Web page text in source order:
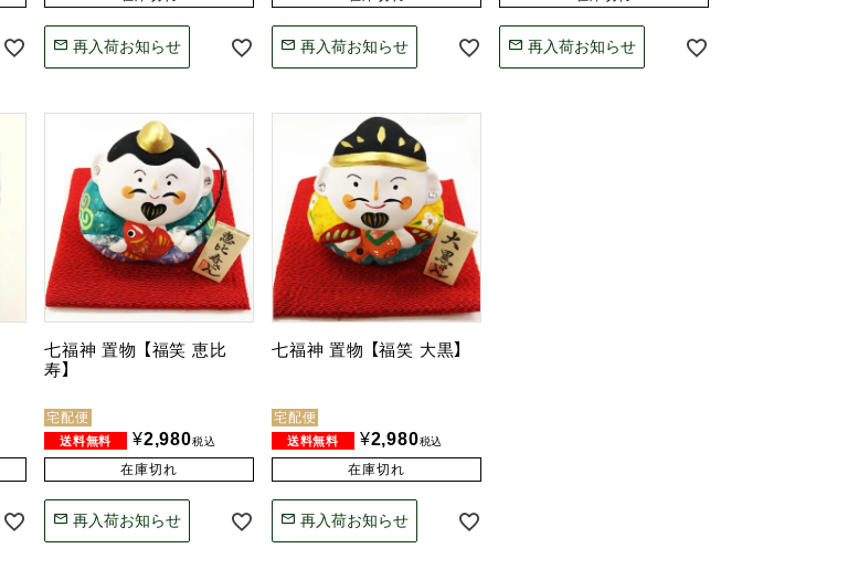
再入荷お知らせ 再入荷お知らせ 再入荷お知らせ
七福神 置物 【福笑 恵比
寿】
宅配便
¥2,980税込
在庫切れ
再入荷お知らせ
七福神 置物 【福笑 大黒】
宅配便
¥2,980税込
在庫切れ
再入荷お知らせ